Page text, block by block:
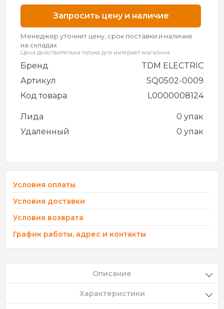
Запросить цену и наличие
Менеджер уточнит цену, срок поставки и наличие
на складах
Цена действительна только для интернет-магазина
Бренд
TDM ELECTRIC
Артикул
SQ0502-0009
Код товара
L0000008124
Лида
0 упак
Удаленный
0 упак
Условия оплаты
Условия доставки
Условия возврата
График работы, адрес и контакты
Описание
Характеристики